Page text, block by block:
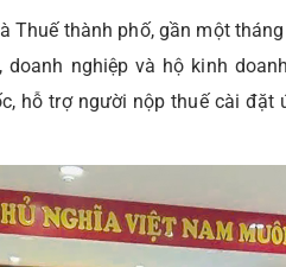
Thuế thành phố, gần một
nghiệp và hộ kinh
hỗ trợ người nộp thuế cài đặt